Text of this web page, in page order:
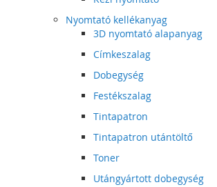
Nyomtató kellékanyag
3D nyomtató alapanyag
Címkeszalag
Dobegység
Festékszalag
Tintapatron
Tintapatron utántöltő
Toner
Utángyártott dobegység